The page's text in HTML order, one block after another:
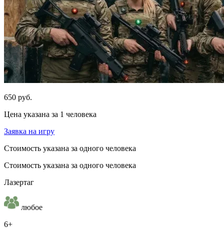
650 руб.
Цена указана за 1 человека
Заявка на игру
Стоимость указана за одного человека
Стоимость указана за одного человека
Лазертаг
любое
6+